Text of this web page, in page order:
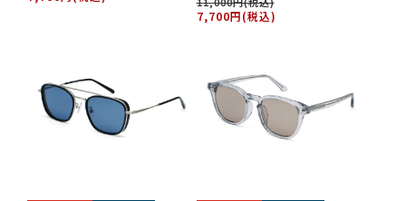
7,700円(税込)